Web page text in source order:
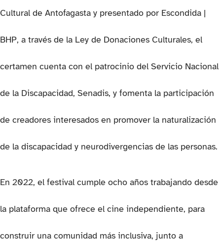
Cultural de Antofagasta y presentado por Escondida |
BHP, a través de la Ley de Donaciones Culturales, el
certamen cuenta con el patrocinio del Servicio Nacional
de la Discapacidad, Senadis, y fomenta la participación
de creadores interesados en promover la naturalización
de la discapacidad y neurodivergencias de las personas.
En 2022, el festival cumple ocho años trabajando desde
la plataforma que ofrece el cine independiente, para
construir una comunidad más inclusiva, junto a